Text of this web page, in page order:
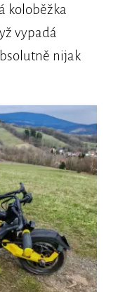
koloběžka
vypadá
nijak